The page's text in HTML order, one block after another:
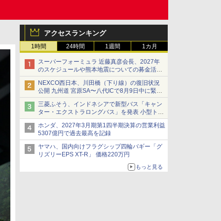
アクセスランキング
1時間 24時間 1週間 1カ月
スーパーフォーミュラ 近藤真彦会長、2027年
のスケジュールや熊本地震についての募金活動
を紹介
NEXCO西日本、川田橋（下り線）の復旧状況
公開 九州道 宮原SA〜八代ICで8月9日中に緊急
車両を通行可能に
三菱ふそう、インドネシアで新型バス「キャン
ター・エクストラロングバス」を発表 小型トラ
ックベースの観光・旅客輸送向けバス
ホンダ、2027年3月期第1四半期決算の営業利益
5307億円で過去最高を記録
ヤマハ、国内向けフラグシップ四輪バギー「グ
リズリーEPS XT-R」 価格220万円
もっと見る